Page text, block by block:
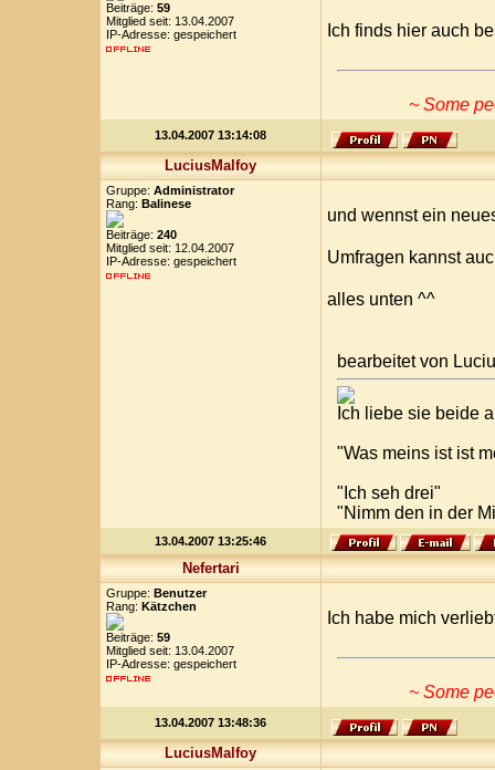
Beiträge: 59
Mitglied seit: 13.04.2007
IP-Adresse: gespeichert
Ich finds hier auch
~ Some
13.04.2007 13:14:08
LuciusMalfoy
Gruppe: Administrator
Rang: Balinese
Beiträge: 240
Mitglied seit: 12.04.2007
IP-Adresse: gespeichert
und wennst ein
Umfragen kannst
alles unten ^^
bearbeitet von
Ich liebe sie beide
"Was meins ist ist
"Ich seh drei"
"Nimm den in der
13.04.2007 13:25:46
Nefertari
Gruppe: Benutzer
Rang: Kätzchen
Beiträge: 59
Mitglied seit: 13.04.2007
IP-Adresse: gespeichert
Ich habe mich
~ Some
13.04.2007 13:48:36
LuciusMalfoy